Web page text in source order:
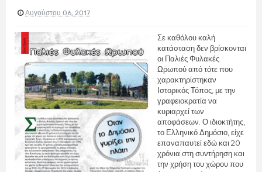
Αυγούστου 06, 2017
Σε καθόλου καλή
κατάσταση δεν βρίσκονται
οι Παλιές Φυλακές
Ωρωπού από τότε που
χαρακτηρίστηκαν
Ιστορικός Τόπος, με την
γραφειοκρατία να
κυριαρχεί των
αποφάσεων. Ο ιδιοκτήτης,
το Ελληνικό Δημόσιο, είχε
επαναπαυτεί εδώ και 20
χρόνια στη συντήρηση και
την χρήση του χώρου που